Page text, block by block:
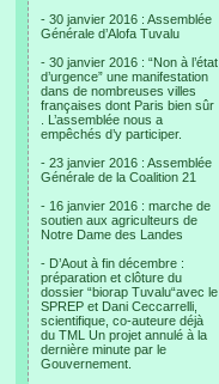
- 30 janvier 2016 : Assemblée
Générale d’Alofa Tuvalu
- 30 janvier 2016 : “Non à l’état
d’urgence” une manifestation
dans de nombreuses villes
françaises dont Paris bien sûr
. L’assemblée nous a
empêchés d’y participer.
- 23 janvier 2016 : Assemblée
Générale de la Coalition 21
- 16 janvier 2016 : marche de
soutien aux agriculteurs de
Notre Dame des Landes
- D’Aout à fin décembre :
préparation et clôture du
dossier “biorap Tuvalu“avec le
SPREP et Dani Ceccarrelli,
scientifique, co-auteure déjà
du TML Un projet annulé à la
dernière minute par le
Gouvernement.